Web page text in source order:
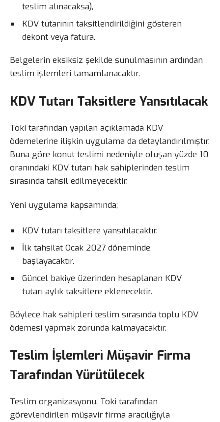
teslim alınacaksa),
KDV tutarının taksitlendirildiğini gösteren
dekont veya fatura.
Belgelerin eksiksiz şekilde sunulmasının ardından
teslim işlemleri tamamlanacaktır.
KDV Tutarı Taksitlere Yansıtılacak
Toki tarafından yapılan açıklamada KDV
ödemelerine ilişkin uygulama da detaylandırılmıştır.
Buna göre konut teslimi nedeniyle oluşan yüzde 10
oranındaki KDV tutarı hak sahiplerinden teslim
sırasında tahsil edilmeyecektir.
Yeni uygulama kapsamında;
KDV tutarı taksitlere yansıtılacaktır.
İlk tahsilat Ocak 2027 döneminde
başlayacaktır.
Güncel bakiye üzerinden hesaplanan KDV
tutarı aylık taksitlere eklenecektir.
Böylece hak sahipleri teslim sırasında toplu KDV
ödemesi yapmak zorunda kalmayacaktır.
Teslim İşlemleri Müşavir Firma
Tarafından Yürütülecek
Teslim organizasyonu, Toki tarafından
görevlendirilen müşavir firma aracılığıyla